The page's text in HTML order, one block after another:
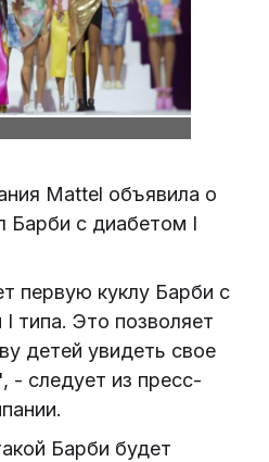
Mattel объявила о
Барби с диабетом I
первую куклу Барби с
типа. Это позволяет
детей увидеть свое
- следует из пресс-
Барби будет